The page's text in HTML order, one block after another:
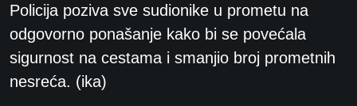
Policija poziva sve sudionike u prometu na
odgovorno ponašanje kako bi se povećala
sigurnost na cestama i smanjio broj prometnih
nesreća. (ika)